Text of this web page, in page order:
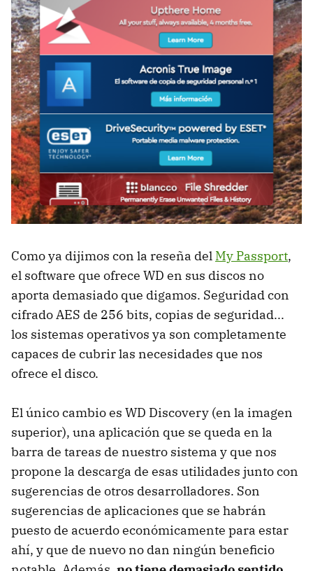
Como ya dijimos con la reseña del My Passport,
el software que ofrece WD en sus discos no
aporta demasiado que digamos. Seguridad con
cifrado AES de 256 bits, copias de seguridad...
los sistemas operativos ya son completamente
capaces de cubrir las necesidades que nos
ofrece el disco.
El único cambio es WD Discovery (en la imagen
superior), una aplicación que se queda en la
barra de tareas de nuestro sistema y que nos
propone la descarga de esas utilidades junto con
sugerencias de otros desarrolladores. Son
sugerencias de aplicaciones que se habrán
puesto de acuerdo económicamente para estar
ahí, y que de nuevo no dan ningún beneficio